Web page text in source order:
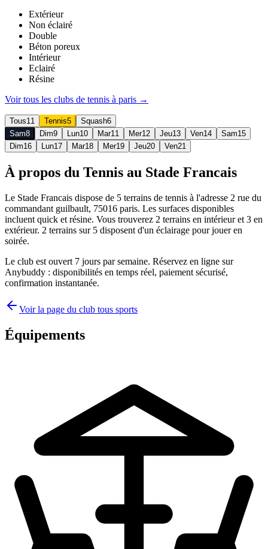
Extérieur
Non éclairé
Double
Béton poreux
Intérieur
Eclairé
Résine
Voir tous les clubs de tennis à paris →
Tous11 Tennis5 Squash6
Sam8 Dim9 Lun10 Mar11 Mer12 Jeu13 Ven14 Sam15
Dim16 Lun17 Mar18 Mer19 Jeu20 Ven21
À propos du Tennis au Stade Francais
Le Stade Francais dispose de 5 terrains de tennis à l'adresse 2 rue du
commandant guilbault, 75016 paris. Les surfaces disponibles
incluent quick et résine. Vous trouverez 2 terrains en intérieur et 3 en
extérieur. 2 terrains sur 5 disposent d'un éclairage pour jouer en
soirée.
Le club est ouvert 7 jours par semaine. Réservez en ligne sur
Anybuddy : disponibilités en temps réel, paiement sécurisé,
confirmation instantanée.
Voir la page du club tous sports
Équipements